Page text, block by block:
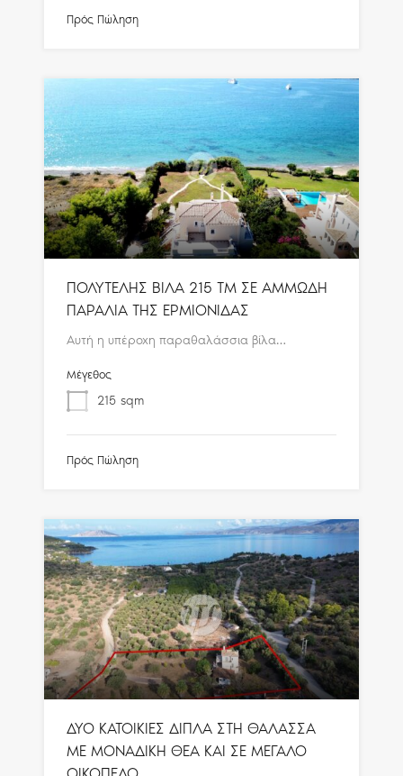
Πρός Πώληση
ΠΟΛΥΤΕΛΗΣ ΒΙΛΑ 215 ΤΜ ΣΕ ΑΜΜΩΔΗ
ΠΑΡΑΛΙΑ ΤΗΣ ΕΡΜΙΟΝΙΔΑΣ
Αυτή η υπέροχη παραθαλάσσια βίλα…
Μέγεθος
215 sqm
Πρός Πώληση
ΔΥΟ ΚΑΤΟΙΚΙΕΣ ΔΙΠΛΑ ΣΤΗ ΘΑΛΑΣΣΑ
ΜΕ ΜΟΝΑΔΙΚΗ ΘΕΑ ΚΑΙ ΣΕ ΜΕΓΑΛΟ